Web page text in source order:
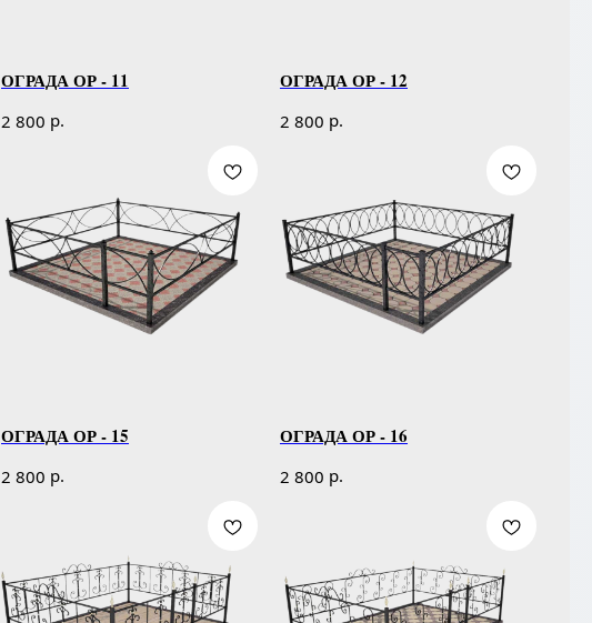
ОГРАДА ОР - 11
2 800 р.
ОГРАДА ОР - 12
2 800 р.
ОГРАДА ОР - 15
2 800 р.
ОГРАДА ОР - 16
2 800 р.